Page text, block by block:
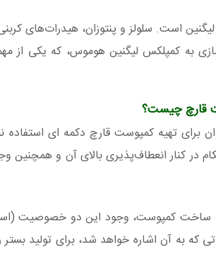
36 درصد سلولز، 25 درصد پنتوزان، 16 درصد لیگنین است. سلولز و پنتوزان،
به کمپلکس لیگنین هوموس، که یکی از
قارچ چیست؟
برای تهیه کمپوست قارچ دکمه ای
در کنار انعطاف‌‌پذیری بالای آن و همچنین
ساخت کمپوست، وجود این دو خصوصیت
که به آن اشاره خواهد شد، برای تولید